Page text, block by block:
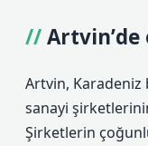
Artvin, Karadeniz
sanayi şirketlerinin
Şirketlerin